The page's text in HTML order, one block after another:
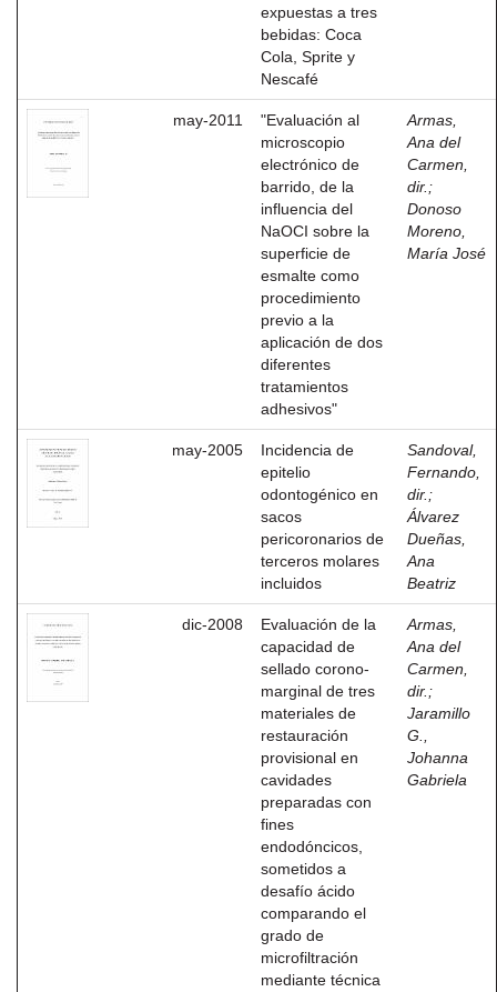
expuestas a tres
bebidas: Coca
Cola, Sprite y
Nescafé
may-2011
"Evaluación al
microscopio
electrónico de
barrido, de la
influencia del
NaOCI sobre la
superficie de
esmalte como
procedimiento
previo a la
aplicación de dos
diferentes
tratamientos
adhesivos"
Armas,
Ana del
Carmen,
dir. ;
Donoso
Moreno,
María José
may-2005
Incidencia de
epitelio
odontogénico en
sacos
pericoronarios de
terceros molares
incluidos
Sandoval,
Fernando,
dir. ;
Álvarez
Dueñas,
Ana
Beatriz
dic-2008
Evaluación de la
capacidad de
sellado corono-
marginal de tres
materiales de
restauración
provisional en
cavidades
preparadas con
fines
endodóncicos,
sometidos a
desafío ácido
comparando el
grado de
microfiltración
mediante técnica
Armas,
Ana del
Carmen,
dir. ;
Jaramillo
G.,
Johanna
Gabriela